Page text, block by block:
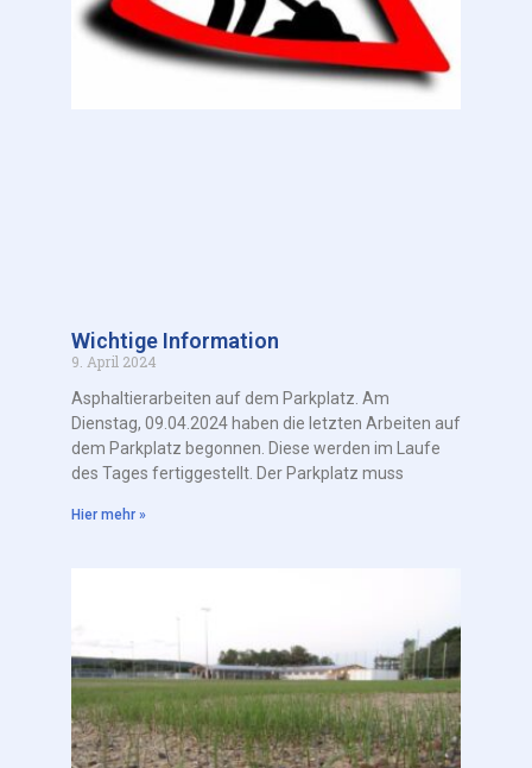
Wichtige Information
9. April 2024
Asphaltierarbeiten auf dem Parkplatz. Am
Dienstag, 09.04.2024 haben die letzten Arbeiten auf
dem Parkplatz begonnen. Diese werden im Laufe
des Tages fertiggestellt. Der Parkplatz muss
Hier mehr »